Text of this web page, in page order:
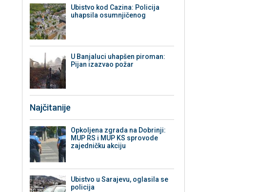
Ubistvo kod Cazina: Policija
uhapsila osumnjičenog
U Banjaluci uhapšen piroman:
Pijan izazvao požar
Najčitanije
Opkoljena zgrada na Dobrinji:
MUP RS i MUP KS sprovode
zajedničku akciju
Ubistvo u Sarajevu, oglasila se
policija